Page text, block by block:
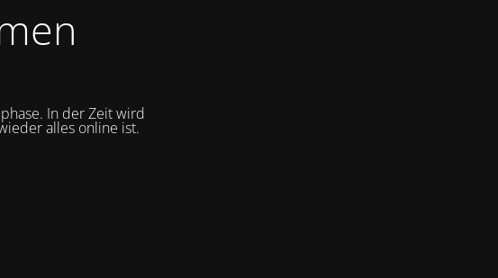
In der Zeit wird
alles online ist.